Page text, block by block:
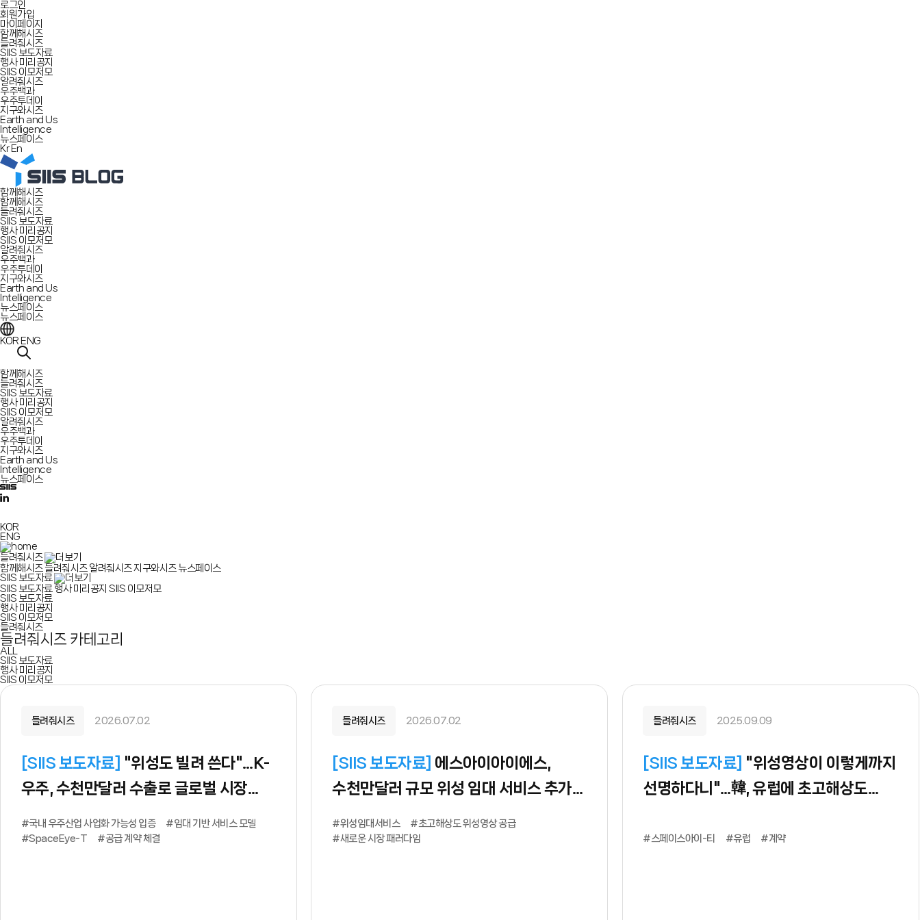
로그인
회원가입
마이페이지
함께해시즈
들려줘시즈
SIIS 보도자료
행사 미리공지
SIIS 이모저모
알려줘시즈
우주백과
우주투데이
지구와시즈
Earth and Us
Intelligence
뉴스페이스
Kr En
함께해시즈
함께해시즈
들려줘시즈
SIIS 보도자료
행사 미리공지
SIIS 이모저모
알려줘시즈
우주백과
우주투데이
지구와시즈
Earth and Us
Intelligence
뉴스페이스
뉴스페이스
KOR ENG
함께해시즈
들려줘시즈
SIIS 보도자료
행사 미리공지
SIIS 이모저모
알려줘시즈
우주백과
우주투데이
지구와시즈
Earth and Us
Intelligence
뉴스페이스
KOR
ENG
들려줘시즈
함께해시즈 들려줘시즈 알려줘시즈지구와시즈 뉴스페이스
SIIS 보도자료
SIIS 보도자료 행사 미리공지 SIIS 이모저모
SIIS 보도자료
행사 미리공지
SIIS 이모저모
들려줘시즈
들려줘시즈 카테고리
ALL
SIIS 보도자료
행사 미리공지
SIIS 이모저모
들려줘시즈 2026.07.02
[SIIS 보도자료]
우주, 수천만달러 수출로 글로벌 시장
#국내 우주산업 사업화 가능성 입증
#임대 기반 서비스 모델
#SpaceEye-T
#공급 계약 체결
들려줘시즈 2026.07.02
[SIIS 보도자료]
수천만달러 규모 위성 임대 서비스 추가
#위성임대서비스
#초고해상도 위성영상 공급
#새로운 시장 패러다임
들려줘시즈 2025.09.09
[SIIS 보도자료]
선명하다니"…韓, 유럽에 초고해상도
#스페이스아이-티 #유럽 #계약